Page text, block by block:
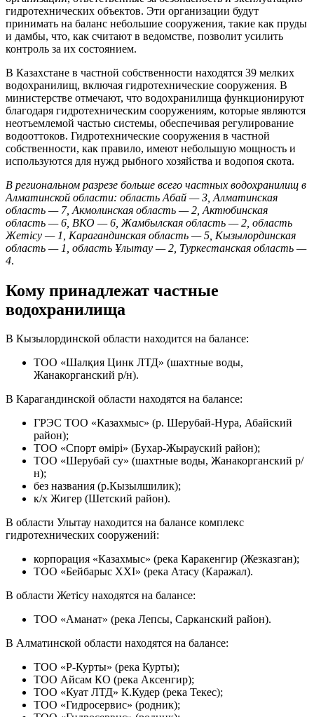
гидротехнических объектов. Эти организации будут
принимать на баланс небольшие сооружения, такие как пруды
и дамбы, что, как считают в ведомстве, позволит усилить
контроль за их состоянием.
В Казахстане в частной собственности находятся 39 мелких
водохранилищ, включая гидротехнические сооружения. В
министерстве отмечают, что водохранилища функционируют
благодаря гидротехническим сооружениям, которые являются
неотъемлемой частью системы, обеспечивая регулирование
водооттоков. Гидротехнические сооружения в частной
собственности, как правило, имеют небольшую мощность и
используются для нужд рыбного хозяйства и водопоя скота.
В региональном разрезе больше всего частных водохранилищ в
Алматинской области: область Абай — 3, Алматинская
область — 7, Акмолинская область — 2, Актюбинская
область — 6, ВКО — 6, Жамбылская область — 2, область
Жетісу — 1, Карагандинская область — 5, Кызылординская
область — 1, область Ұлытау — 2, Туркестанская область —
4.
Кому принадлежат частные
водохранилища
В Кызылординской области находится на балансе:
ТОО «Шалқия Цинк ЛТД» (шахтные воды,
Жанакорганский р/н).
В Карагандинской области находятся на балансе:
ГРЭС ТОО «Казахмыс» (р. Шерубай-Нура, Абайский
район);
ТОО «Спорт өмірі» (Бухар-Жырауский район);
ТОО «Шерубай су» (шахтные воды, Жанакорганский р/
н);
без названия (р.Кызылшилик);
к/х Жигер (Шетский район).
В области Улытау находится на балансе комплекс
гидротехнических сооружений:
корпорация «Казахмыс» (река Каракенгир (Жезказган);
ТОО «Бейбарыс XXI» (река Атасу (Каражал).
В области Жетісу находятся на балансе:
ТОО «Аманат» (река Лепсы, Сарканский район).
В Алматинской области находятся на балансе:
ТОО «Р-Курты» (река Курты);
ТОО Айсам КО (река Аксенгир);
ТОО «Куат ЛТД» К.Кудер (река Текес);
ТОО «Гидросервис» (родник);